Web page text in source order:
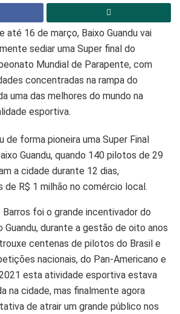
até 16 de março, Baixo Guandu vai
sediar uma Super final do
Mundial de Parapente, com
concentradas na rampa do
uma das melhores do mundo na
esportiva.
de forma pioneira uma Super Final
Guandu, quando 140 pilotos de 29
a cidade durante 12 dias,
de R$ 1 milhão no comércio local.
foi o grande incentivador do
Guandu, durante a gestão de oito anos
centenas de pilotos do Brasil e
nacionais, do Pan-Americano e
esta atividade esportiva estava
na cidade, mas finalmente agora
de atrair um grande público nos